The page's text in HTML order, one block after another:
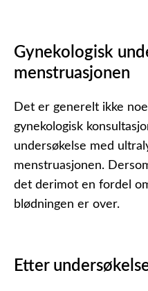
Gynekologisk
menstruasjonen
Det er generelt ikke
gynekologisk
undersøkelse med
menstruasjonen.
det derimot en fordel
blødningen er over.
Etter